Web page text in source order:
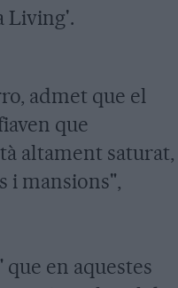
Living'.
admet que el
que
altament saturat,
i mansions",
en aquestes